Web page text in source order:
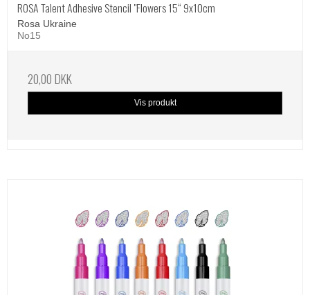
ROSA Talent Adhesive Stencil "Flowers 15“ 9x10cm
Rosa Ukraine
No15
20,00 DKK
Vis produkt